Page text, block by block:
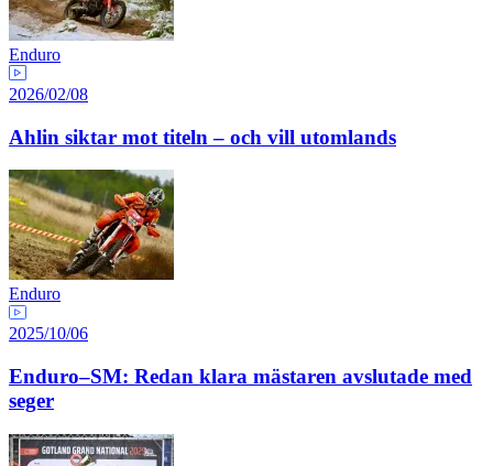
Enduro
2026/02/08
Ahlin siktar mot titeln – och vill utomlands
Enduro
2025/10/06
Enduro–SM: Redan klara mästaren avslutade med
seger